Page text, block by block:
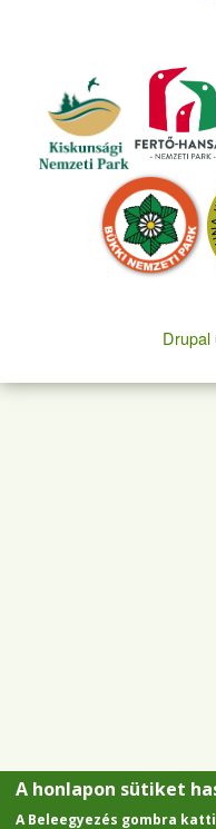
Drupal
A honlapon sütiket
A Beleegyezés gombra